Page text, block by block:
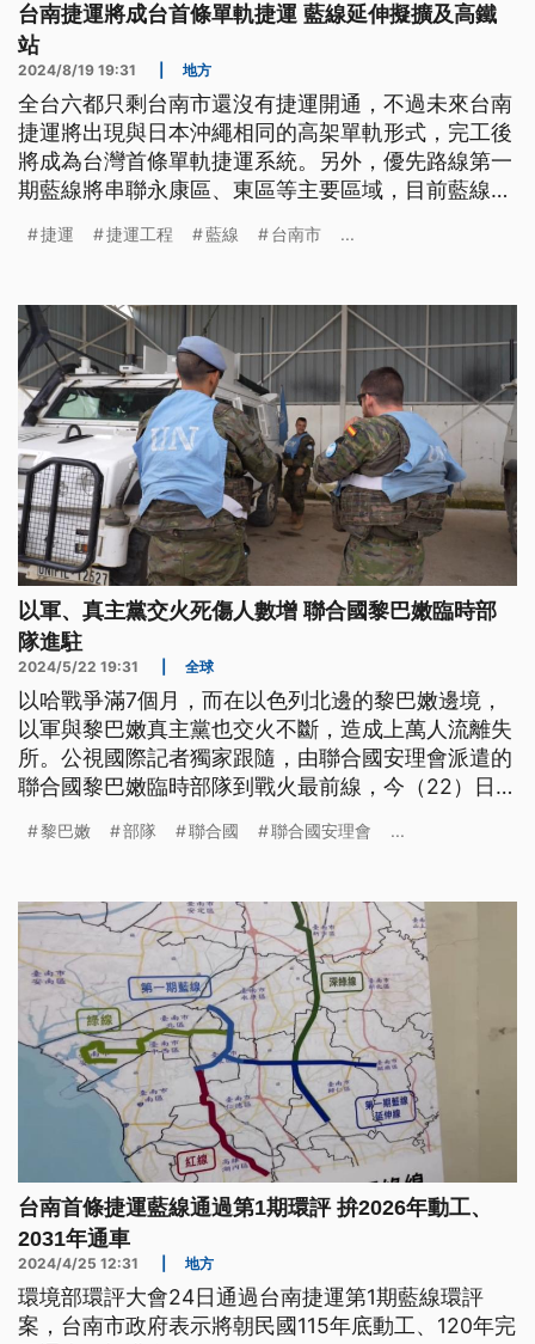
台南捷運將成台首條單軌捷運 藍線延伸擬擴及高鐵
站
2024/8/19 19:31 地方
全台六都只剩台南市還沒有捷運開通，不過未來台南
捷運將出現與日本沖繩相同的高架單軌形式，完工後
將成為台灣首條單軌捷運系統。另外，優先路線第一
期藍線將串聯永康區、東區等主要區域，目前藍線延
捷運 捷運工程 藍線 台南市 ...
以軍、真主黨交火死傷人數增 聯合國黎巴嫩臨時部
隊進駐
2024/5/22 19:31 全球
以哈戰爭滿7個月，而在以色列北邊的黎巴嫩邊境，
以軍與黎巴嫩真主黨也交火不斷，造成上萬人流離失
所。公視國際記者獨家跟隨，由聯合國安理會派遣的
聯合國黎巴嫩臨時部隊到戰火最前線，今（22）日的
採訪報導。
黎巴嫩 部隊 聯合國 聯合國安理會 ...
台南首條捷運藍線通過第1期環評 拚2026年動工、
2031年通車
2024/4/25 12:31 地方
環境部環評大會24日通過台南捷運第1期藍線環評
案，台南市政府表示將朝民國115年底動工、120年完